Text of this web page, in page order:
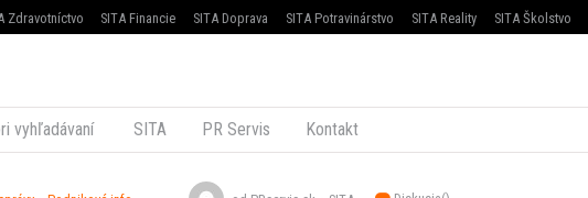
Zdravotníctvo SITA Financie SITA Doprava SITA Potravinárstvo SITA Reality SITA Školstvo
vyhľadávaní SITA PR Servis Kontakt